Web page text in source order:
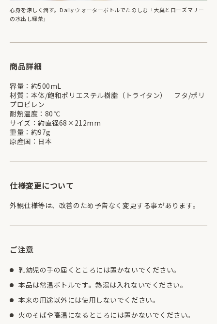
心身を涼しく潤す。Daily ウォーターボトルでたのしむ「大葉とローズマリー
の水出し緑茶」
商品詳細
容量：約500mL
材質：本体/飽和ポリエステル樹脂（トライタン） フタ/ポリ
プロピレン
耐熱温度：80℃
サイズ：約直径68×212mm
重量：約97g
原産国：日本
仕様変更について
外観仕様等は、改善のため予告なく変更する事があります。
ご注意
乳幼児の手の届くところには置かないでください。
本品は常温ボトルです。熱湯は入れないでください。
本来の用途以外には使用しないでください。
火のそばや高温になるところには置かないでください。